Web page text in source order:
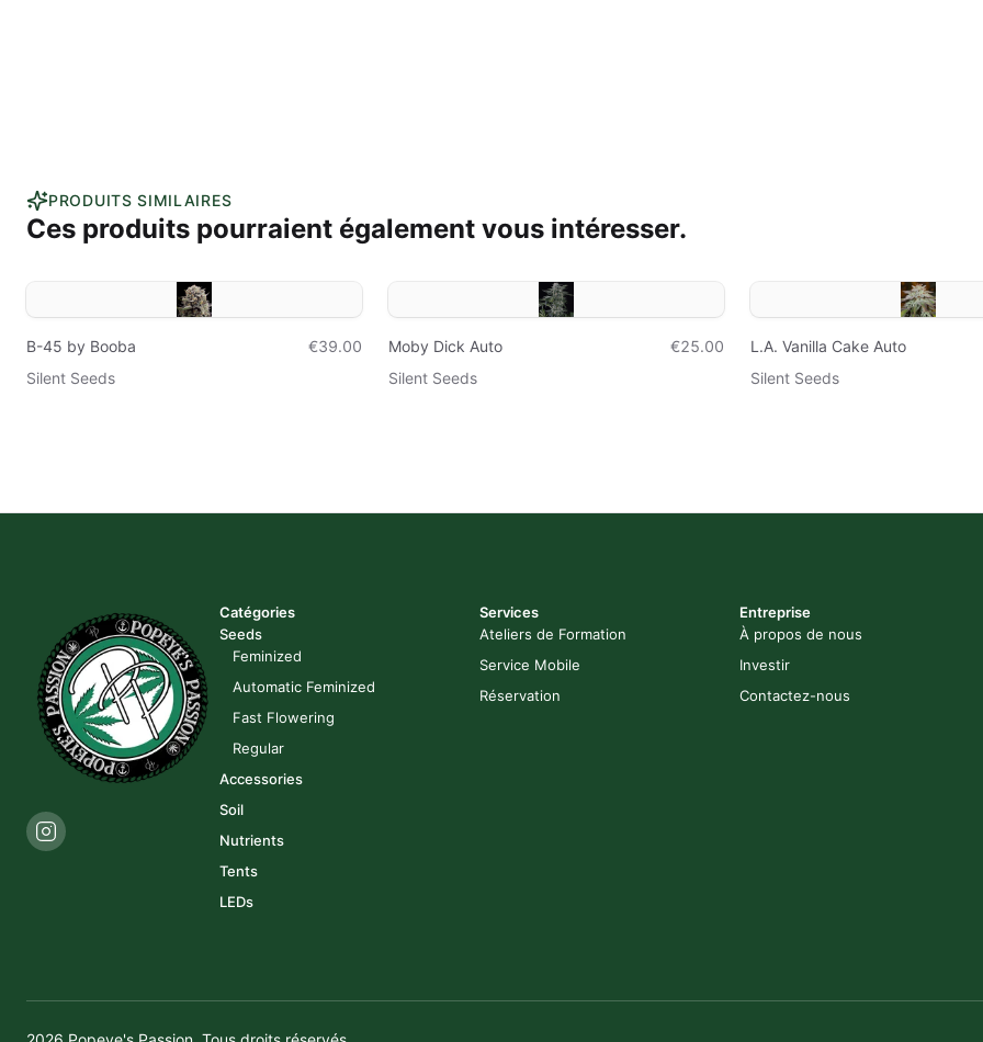
PRODUITS SIMILAIRES
Ces produits pourraient également vous intéresser.
B-45 by Booba
€39.00
Silent Seeds
Moby Dick Auto
€25.00
Silent Seeds
L.A. Vanilla Cake Auto
Silent Seeds
Catégories
Seeds
Feminized
Automatic Feminized
Fast Flowering
Regular
Accessories
Soil
Nutrients
Tents
LEDs
Services
Ateliers de Formation
Service Mobile
Réservation
Entreprise
À propos de nous
Investir
Contactez-nous